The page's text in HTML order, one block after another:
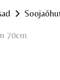
70cm